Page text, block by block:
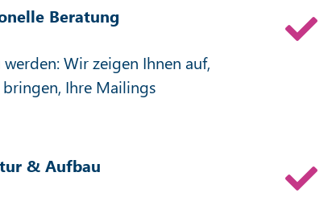
Beratung
Wir zeigen Ihnen auf,
Ihre Mailings
& Aufbau